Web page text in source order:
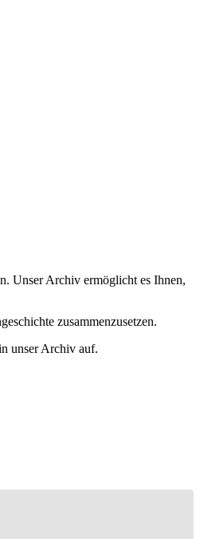
Unser Archiv ermöglicht es Ihnen,
zusammenzusetzen.
unser Archiv auf.